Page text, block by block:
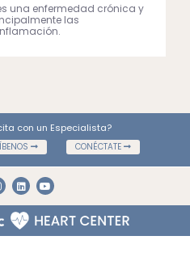
una enfermedad crónica y
las
con un Especialista?
CONÉCTATE